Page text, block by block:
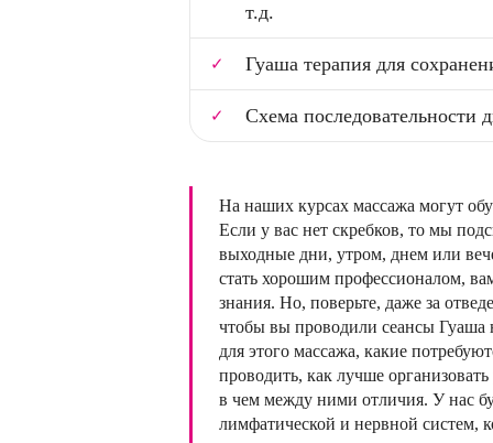
т.д.
Гуаша терапия для
Схема последовательности
На наших курсах массажа могут
Если у вас нет скребков, то мы
выходные дни, утром, днем или
стать хорошим профессионалом,
знания. Но, поверьте, даже за
чтобы вы проводили сеансы Гуаша
для этого массажа, какие
проводить, как лучше
в чем между ними отличия. У нас
лимфатической и нервной систем,